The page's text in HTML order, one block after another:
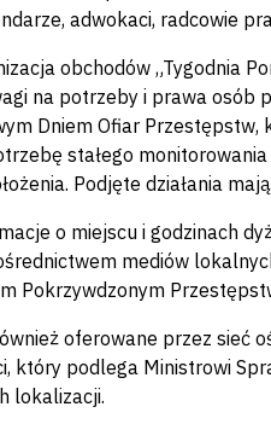
adwokaci, radcowie
obchodów „Tygodnia
na potrzeby i prawa osób
Dniem Ofiar
stałego
Podjęte działania
o miejscu i godzinach
mediów
Pokrzywdzonym
oferowane przez sieć
który podlega Ministrowi
lokalizacji.